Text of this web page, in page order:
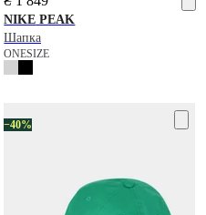
NIKE PEAK
Шапка
ONESIZE
−40%